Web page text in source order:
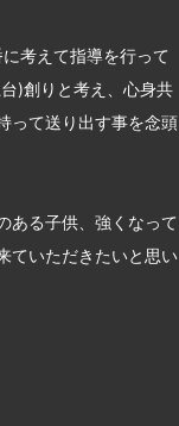
考えて指導を行って
)創りと考え、心身共
って送り出す事を念頭
ある子供、強くなって
ていただきたいと思い